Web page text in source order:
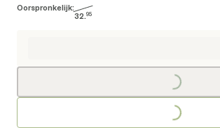
Oorspronkelijk:
32.95Huidige prijs €
Loading...
Loading...